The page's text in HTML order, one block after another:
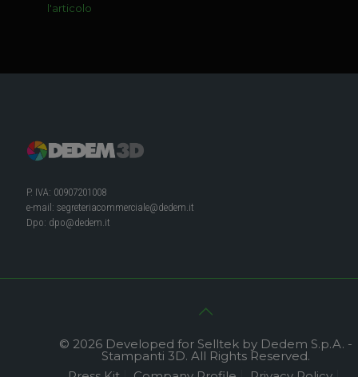
l'articolo
P. IVA: 00907201008
e-mail: segreteriacommerciale@dedem.it
Dpo: dpo@dedem.it
© 2026 Developed for Selltek by Dedem S.p.A. -
Stampanti 3D. All Rights Reserved.